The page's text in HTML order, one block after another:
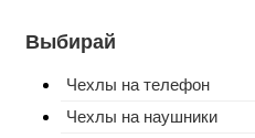
Выбирай
Чехлы на телефон
Чехлы на наушники